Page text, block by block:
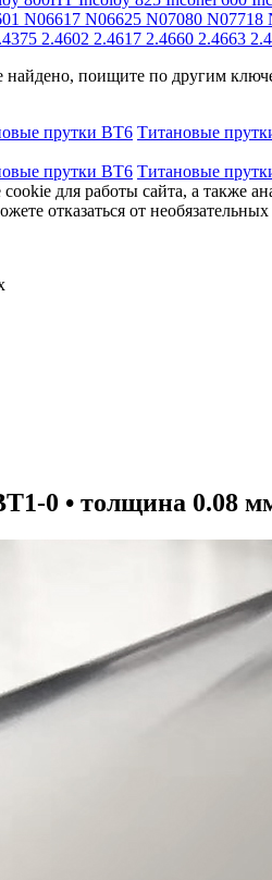
N06617 N06625 N07080 N07718
2.4602 2.4617 2.4660 2.4663
найдено, поищите по другим
прутки ВТ6 Титановые
прутки ВТ6 Титановые
для работы сайта, а также
отказаться от
0 • толщина 0.08